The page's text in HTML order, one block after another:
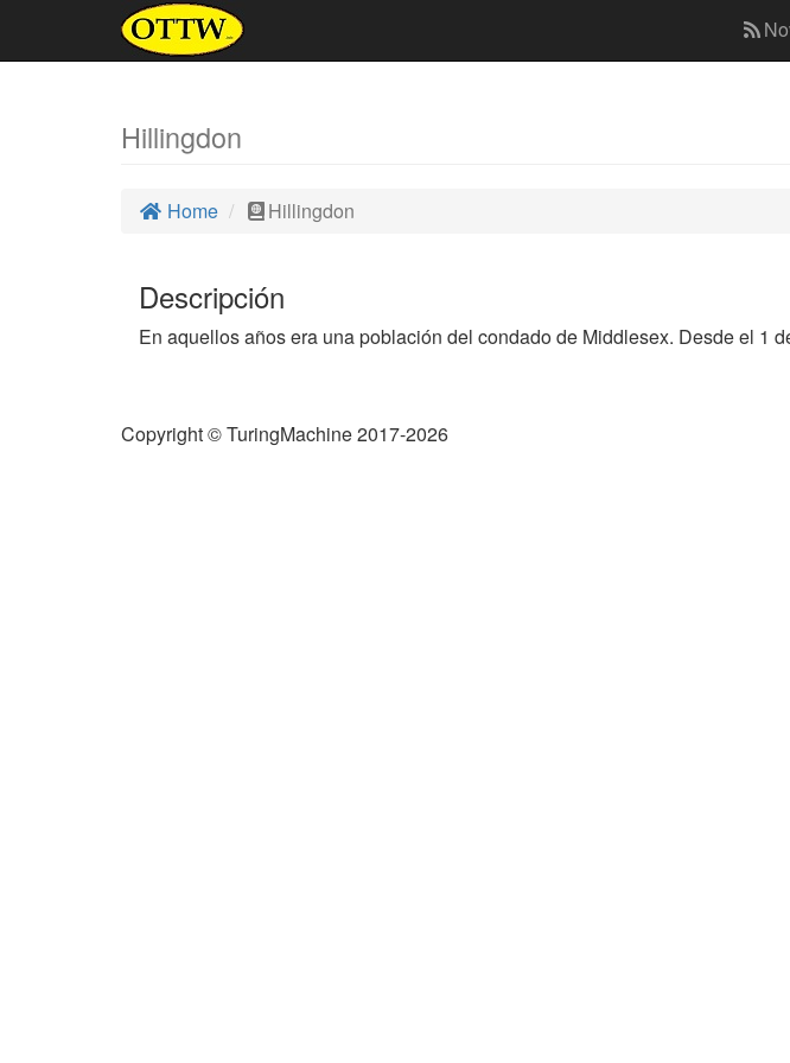
Hillingdon
Home Hillingdon
Descripción
En aquellos años era una población del condado de Middlesex. Desde el 1
Copyright © TuringMachine 2017-2026